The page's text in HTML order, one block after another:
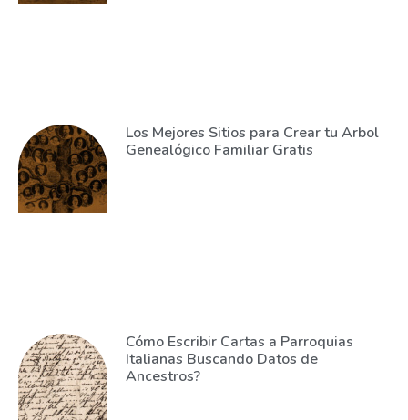
Los Mejores Sitios para Crear tu Arbol
Genealógico Familiar Gratis
Cómo Escribir Cartas a Parroquias
Italianas Buscando Datos de
Ancestros?